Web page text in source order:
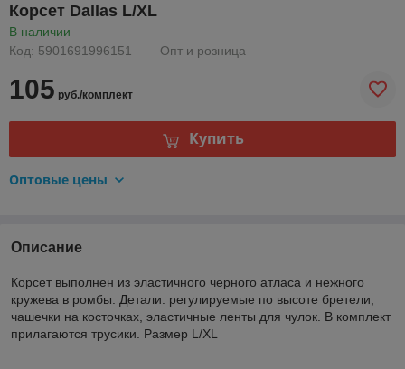
Корсет Dallas L/XL
В наличии
Код: 5901691996151
Опт и розница
105 руб./комплект
Купить
Оптовые цены
Описание
Корсет выполнен из эластичного черного атласа и нежного
кружева в ромбы. Детали: регулируемые по высоте бретели,
чашечки на косточках, эластичные ленты для чулок. В комплект
прилагаются трусики. Размер L/XL